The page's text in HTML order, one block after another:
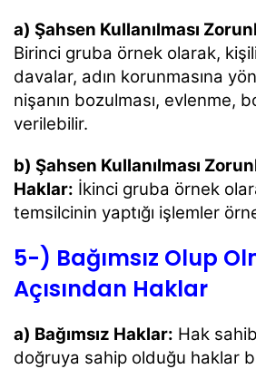
a) Şahsen Kullanılması
Birinci gruba örnek olarak,
davalar, adın korunmasına
nişanın bozulması, evlenme,
verilebilir.
b) Şahsen Kullanılması
Haklar: İkinci gruba örnek
temsilcinin yaptığı işlemler
5-) Bağımsız Olup
Açısından Haklar
a) Bağımsız Haklar: Hak
doğruya sahip olduğu haklar